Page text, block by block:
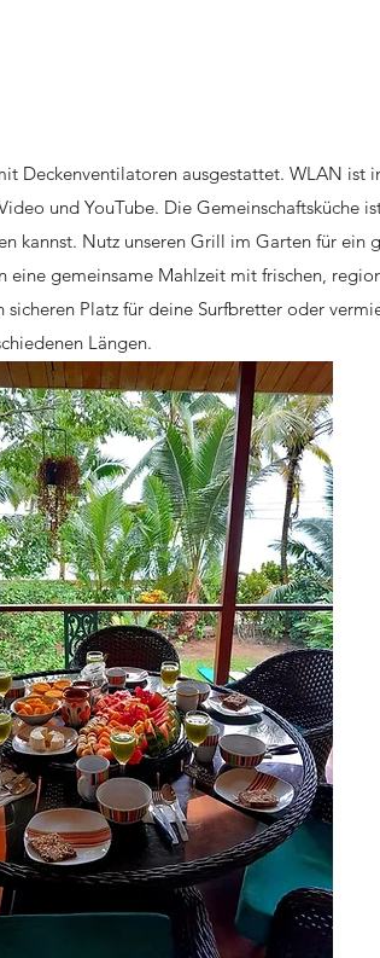
Deckenventilatoren ausgestattet. WLAN ist
und YouTube. Die Gemeinschaftsküche
kannst. Nutz unseren Grill im Garten für ein
eine gemeinsame Mahlzeit mit frischen,
Platz für deine Surfbretter oder
Längen.